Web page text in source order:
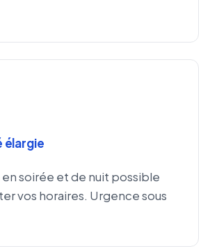
élargie
soirée et de nuit possible
vos horaires. Urgence sous